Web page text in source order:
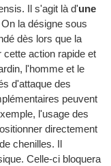
Il s'agit là d'une
la désigne sous
dès lors que la
action rapide et
l'homme et le
d'attaque des
peuvent
l'usage des
directement
chenilles. Il
Celle-ci bloquera